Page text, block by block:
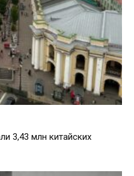
3,43 млн китайских